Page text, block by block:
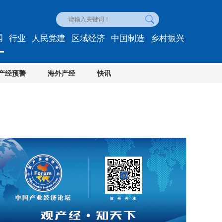
经预警 海外产经 快讯
行业 人民党建 区域经济 中国制造 乡村振兴